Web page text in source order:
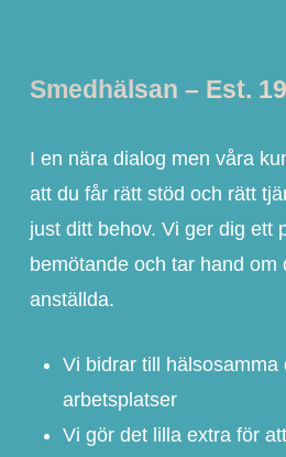
Smedhälsan – Est.
I en nära dialog men våra
att du får rätt stöd och rätt
just ditt behov. Vi ger dig ett
bemötande och tar hand om
anställda.
Vi bidrar till hälsosamma
arbetsplatser
Vi gör det lilla extra för